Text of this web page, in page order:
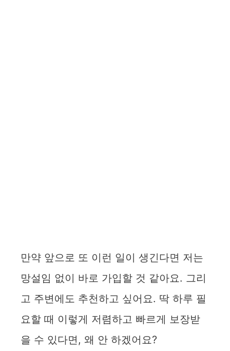
만약 앞으로 또 이런 일이 생긴다면 저는
망설임 없이 바로 가입할 것 같아요. 그리
고 주변에도 추천하고 싶어요. 딱 하루 필
요할 때 이렇게 저렴하고 빠르게 보장받
을 수 있다면, 왜 안 하겠어요?